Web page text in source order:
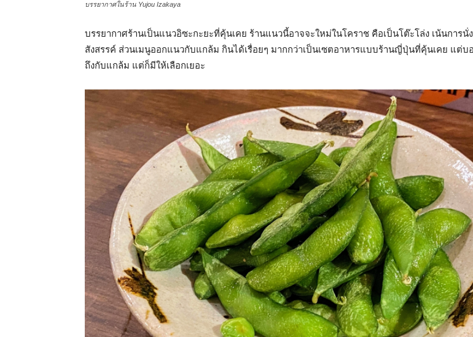
บรรยากาศในร้าน Yujou Izakaya
บรรยากาศร้านเป็นแนวอิซะกะยะที่คุ้นเคย ร้านแนวนี้อาจจะใหม่ในโคราช คือเป็นโต๊ะโล่ง เน้นการนั่
สังสรรค์ ส่วนเมนูออกแนวกับแกล้ม กินได้เรื่อยๆ มากกว่าเป็นเซตอาหารแบบร้านญี่ปุ่นที่คุ้นเคย แต่บอ
ถึงกับแกล้ม แต่ก็มีให้เลือกเยอะ